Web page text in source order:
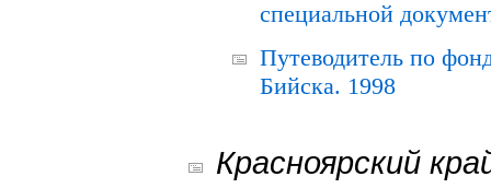
специальной
Путеводитель по
Бийска. 1998
Красноярский